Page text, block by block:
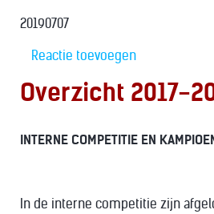
20190707
Reactie toevoegen
Overzicht 2017-
INTERNE COMPETITIE EN
In de interne competitie zijn